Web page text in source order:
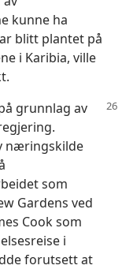
kunne ha
blitt plantet på
i Karibia, ville
grunnlag av
næringskilde
som
Gardens ved
Cook som
i
forutsett at